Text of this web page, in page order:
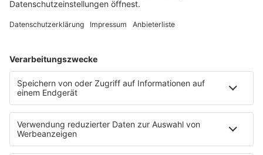
Song Contest
Mädelsabend
Ich hasse Sport
Sonntag Morgen
Strandbar
Putzfimmel
Deutschpop
Deutsche Liebeslieder